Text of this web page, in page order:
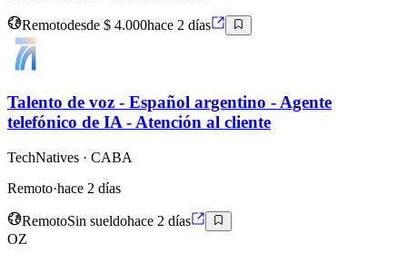
Remotodesde $ 4.000hace 2 días
Talento de voz - Español argentino - Agente
telefónico de IA - Atención al cliente
TechNatives · CABA
Remoto·hace 2 días
RemotoSin sueldohace 2 días
OZ